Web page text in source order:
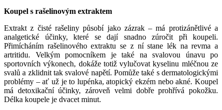
Koupel s rašelinovým extraktem
Extrakt z čisté rašeliny působí jako zázrak – má protizánětlivé a
analgetické účinky, které se dají snadno zúročit při koupeli.
Přimícháním rašelinového extraktu se z ní stane lék na revma a
artritidu. Velkým pomocníkem je také na svalovou únavu po
sportovních výkonech, dokáže totiž vylučovat kyselinu mléčnou ze
svalů a zklidnit tak svalové napětí. Pomůže také s dermatologickými
problémy – ať už je to lupénka, atopický ekzém nebo akné. Koupel
má detoxikační účinky, zároveň velmi dobře prohřívá pokožku.
Délka koupele je dvacet minut.